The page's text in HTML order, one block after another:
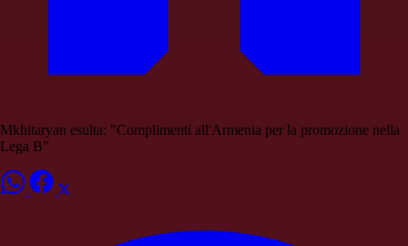
Mkhitaryan esulta: "Complimenti all'Armenia per la promozione nella
Lega B"